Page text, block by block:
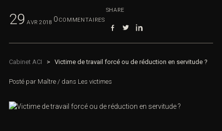
29 AVR 2018 0 COMMENTAIRES
SHARE
Cabinet ACI > Victime de travail forcé ou de réduction en servitude ?
Posté par Maître / dans Les victimes